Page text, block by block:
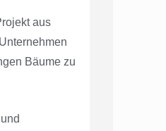
aus
Bäume zu